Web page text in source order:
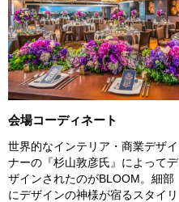
会場コーディネート
世界的なインテリア・商業デザイ
ナーの『杉山敦彦氏』によってデ
ザインされたのがBLOOM。細部
にデザインの神様が宿るスタイリ